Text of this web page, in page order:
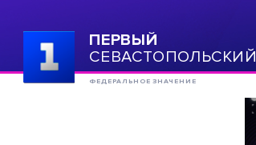
ПЕРВЫЙ
СЕВАСТОПОЛЬСКИЙ
ФЕДЕРАЛЬНОЕ ЗНАЧЕНИЕ